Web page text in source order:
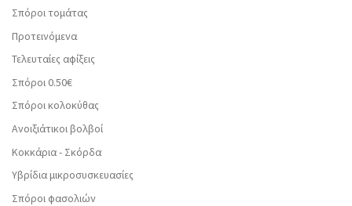
Σπόροι τομάτας
Προτεινόμενα
Τελευταίες αφίξεις
Σπόροι 0.50€
Σπόροι κολοκύθας
Ανοιξιάτικοι βολβοί
Κοκκάρια - Σκόρδα
Υβρίδια μικροσυσκευασίες
Σπόροι φασολιών